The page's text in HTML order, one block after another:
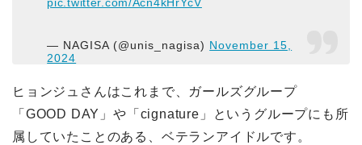
— NAGISA (@unis_nagisa) November 15,
2024
ヒョンジュさんはこれまで、ガールズグループ
「GOOD DAY」や「cignature」というグループにも所
属していたことのある、ベテランアイドルです。